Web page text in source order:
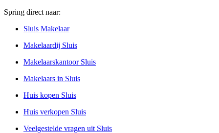
Spring direct naar:
Sluis Makelaar
Makelaardij Sluis
Makelaarskantoor Sluis
Makelaars in Sluis
Huis kopen Sluis
Huis verkopen Sluis
Veelgestelde vragen uit Sluis